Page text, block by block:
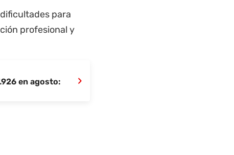
para
profesional y
en agosto:
›